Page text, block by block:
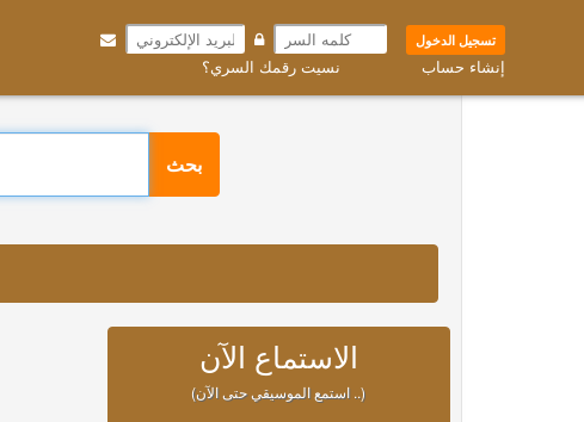
تسجيل الدخول
إنشاء حساب نسيت رقمك السري؟
بحث
الاستماع الآن
(استمع الموسيقي حتى الآن ..)